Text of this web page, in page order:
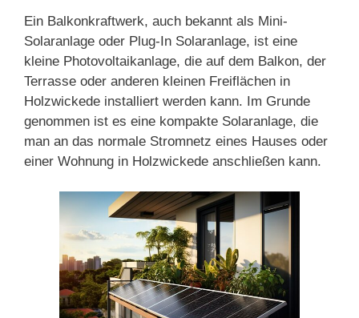
Ein Balkonkraftwerk, auch bekannt als Mini-
Solaranlage oder Plug-In Solaranlage, ist eine
kleine Photovoltaikanlage, die auf dem Balkon, der
Terrasse oder anderen kleinen Freiflächen in
Holzwickede installiert werden kann. Im Grunde
genommen ist es eine kompakte Solaranlage, die
man an das normale Stromnetz eines Hauses oder
einer Wohnung in Holzwickede anschließen kann.